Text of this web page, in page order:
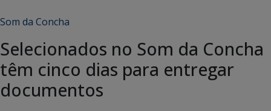
Som da Concha
Selecionados no Som da Concha
têm cinco dias para entregar
documentos